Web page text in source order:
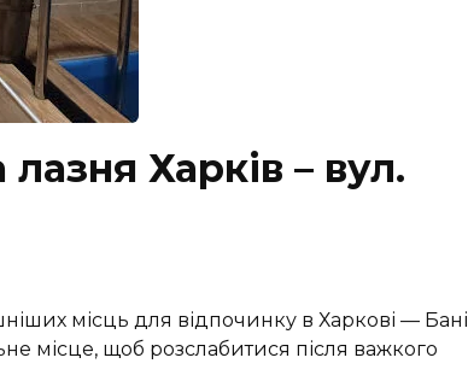
Харків – вул.
місць для відпочинку в Харкові — Бані
місце, щоб розслабитися після важкого